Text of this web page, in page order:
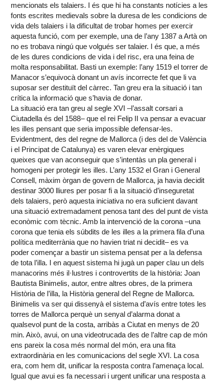
mencionats els talaiers. I és que hi ha constants notícies a les
fonts escrites medievals sobre la duresa de les condicions de
vida dels talaiers i la dificultat de trobar homes per exercir
aquesta funció, com per exemple, una de l’any 1387 a Artà on
no es trobava ningú que volgués ser talaier. I és que, a més
de les dures condicions de vida i del risc, era una feina de
molta responsabilitat. Basti un exemple: l’any 1519 el torrer de
Manacor s’equivocà donant un avís incorrecte fet que li va
suposar ser destituït del càrrec. Tan greu era la situació i tan
crítica la informació que s’havia de donar.
La situació era tan greu al segle XVI –l’assalt corsari a
Ciutadella és del 1588– que el rei Felip II va pensar a evacuar
les illes pensant que seria impossible defensar-les.
Evidentment, des del regne de Mallorca (i des del de València
i el Principat de Catalunya) es varen elevar enèrgiques
queixes que van aconseguir que s’intentàs un pla general i
homogeni per protegir les illes. L’any 1532 el Gran i General
Consell, màxim òrgan de govern de Mallorca, ja havia decidit
destinar 3000 lliures per posar fi a la situació d’inseguretat
dels talaiers, però aquesta iniciativa no era suficient davant
una situació extremadament penosa tant des del punt de vista
econòmic com tècnic. Amb la intervenció de la corona –una
corona que tenia els súbdits de les illes a la primera fila d’una
política mediterrània que no havien triat ni decidit– es va
poder començar a bastir un sistema pensat per a la defensa
de tota l’illa. I en aquest sistema hi jugà un paper clau un dels
manacorins més il·lustres i controvertits de la història: Joan
Bautista Binimelis, autor, entre altres obres, de la primera
Història de l’illa, la Història general del Regne de Mallorca.
Binimelis va ser qui dissenyà el sistema d’avís entre totes les
torres de Mallorca perquè un senyal d’alarma donat a
qualsevol punt de la costa, arribàs a Ciutat en menys de 20
min. Això, avui, on una videotrucada des de l’altre cap de món
ens pareix la cosa més normal del món, era una fita
extraordinària en les comunicacions del segle XVI. La cosa
era, com hem dit, unificar la resposta contra l’amenaça local.
Igual que avui es fa necessari i urgent unificar una resposta a